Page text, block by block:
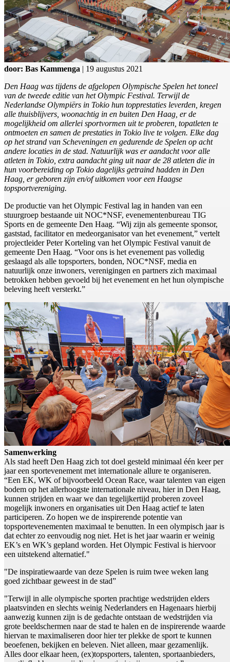
door: Bas Kammenga | 19 augustus 2021
Den Haag was tijdens de afgelopen Olympische Spelen het toneel
van de tweede editie van het Olympic Festival. Terwijl de
Nederlandse Olympiërs in Tokio hun topprestaties leverden, kregen
alle thuisblijvers, woonachtig in en buiten Den Haag, er de
mogelijkheid om allerlei sportvormen uit te proberen, topatleten te
ontmoeten en samen de prestaties in Tokio live te volgen. Elke dag
op het strand van Scheveningen en gedurende de Spelen op acht
andere locaties in de stad. Natuurlijk was er aandacht voor alle
atleten in Tokio, extra aandacht ging uit naar de 28 atleten die in
hun voorbereiding op Tokio dagelijks getraind hadden in Den
Haag, er geboren zijn en/of uitkomen voor een Haagse
topsportvereniging.
De productie van het Olympic Festival lag in handen van een
stuurgroep bestaande uit NOC*NSF, evenementenbureau TIG
Sports en de gemeente Den Haag. “Wij zijn als gemeente sponsor,
gaststad, facilitator en medeorganisator van het evenement,” vertelt
projectleider Peter Korteling van het Olympic Festival vanuit de
gemeente Den Haag. “Voor ons is het evenement pas volledig
geslaagd als alle topsporters, bonden, NOC*NSF, media en
natuurlijk onze inwoners, verenigingen en partners zich maximaal
betrokken hebben gevoeld bij het evenement en het hun olympische
beleving heeft versterkt.”
Samenwerking
Als stad heeft Den Haag zich tot doel gesteld minimaal één keer per
jaar een sportevenement met internationale allure te organiseren.
“Een EK, WK of bijvoorbeeld Ocean Race, waar talenten van eigen
bodem op het allerhoogste internationale niveau, hier in Den Haag,
kunnen strijden en waar we dan tegelijkertijd proberen zoveel
mogelijk inwoners en organisaties uit Den Haag actief te laten
participeren. Zo hopen we de inspirerende potentie van
topsportevenementen maximaal te benutten. In een olympisch jaar is
dat echter zo eenvoudig nog niet. Het is het jaar waarin er weinig
EK’s en WK’s gepland worden. Het Olympic Festival is hiervoor
een uitstekend alternatief."
"De inspiratiewaarde van deze Spelen is ruim twee weken lang
goed zichtbaar geweest in de stad”
"Terwijl in alle olympische sporten prachtige wedstrijden elders
plaatsvinden en slechts weinig Nederlanders en Hagenaars hierbij
aanwezig kunnen zijn is de gedachte ontstaan de wedstrijden via
grote beeldschermen naar de stad te halen en de inspirerende waarde
hiervan te maximaliseren door hier ter plekke de sport te kunnen
beoefenen, bekijken en beleven. Niet alleen, maar gezamenlijk.
Alles door elkaar heen, (ex)topsporters, talenten, sportaanbieders,